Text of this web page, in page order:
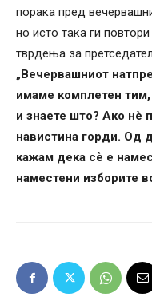
порака пред
но исто така ги
тврдења за
„Вечервашниот
имаме комплетен
и знаете што? Ако нè
навистина горди. Од
кажам дека сè е
наместени изборите